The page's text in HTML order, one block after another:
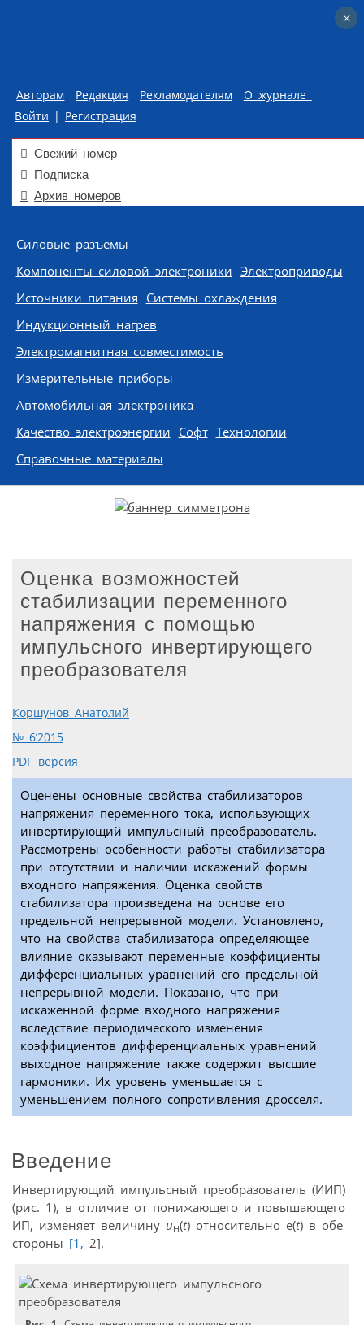
Авторам Редакция Рекламодателям
О журнале
Войти | Регистрация
Свежий номер
Подписка
Архив номеров
Skip to content
Силовые разъемы
Компоненты силовой электроники Электроприводы
Источники питания Системы охлаждения
Индукционный нагрев
Электромагнитная совместимость
Измерительные приборы
Автомобильная электроника
Качество электроэнергии Софт Технологии
Справочные материалы
Оценка возможностей
стабилизации переменного
напряжения с помощью
импульсного инвертирующего
преобразователя
Коршунов Анатолий
№ 6’2015
PDF версия
Оценены основные свойства стабилизаторов
напряжения переменного тока, использующих
инвертирующий импульсный преобразователь.
Рассмотрены особенности работы стабилизатора
при отсутствии и наличии искажений формы
входного напряжения. Оценка свойств
стабилизатора произведена на основе его
предельной непрерывной модели. Установлено,
что на свойства стабилизатора определяющее
влияние оказывают переменные коэффициенты
дифференциальных уравнений его предельной
непрерывной модели. Показано, что при
искаженной форме входного напряжения
вследствие периодического изменения
коэффициентов дифференциальных уравнений
выходное напряжение также содержит высшие
гармоники. Их уровень уменьшается с
уменьшением полного сопротивления дросселя.
Введение
Инвертирующий импульсный преобразователь (ИИП)
(рис. 1), в отличие от понижающего и повышающего
ИП, изменяет величину uН(t) относительно e(t) в обе
стороны [1 , 2].
×
×